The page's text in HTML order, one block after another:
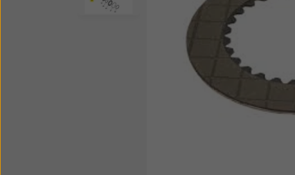
Teleszkópos rakódó
Üzemanyag adagolók